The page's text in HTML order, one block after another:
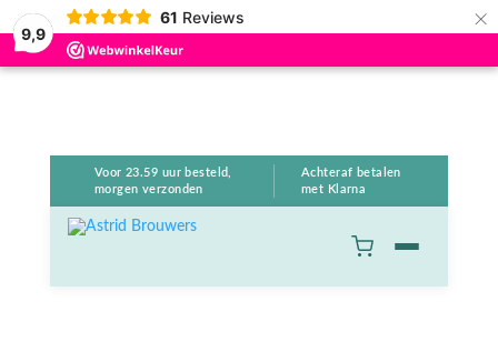
9,9
61 Reviews ×
Voor 23.59 uur besteld,
morgen verzonden
Achteraf betalen
met Klarna